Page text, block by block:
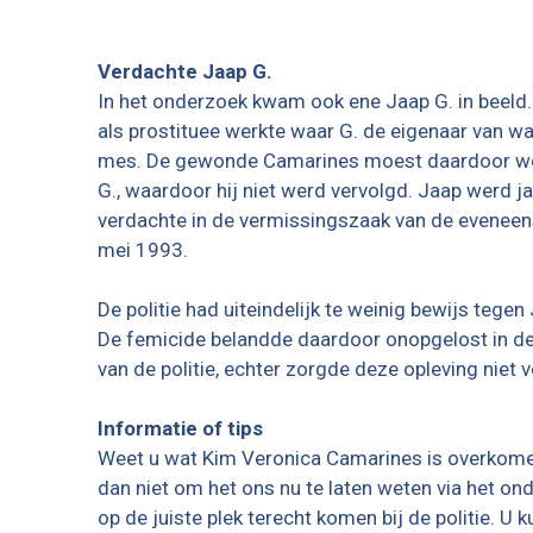
Verdachte Jaap G.
In het onderzoek kwam ook ene Jaap G. in
als prostituee werkte waar G. de eigenaar van
mes. De gewonde Camarines moest daardoor
G., waardoor hij niet werd vervolgd. Jaap werd
verdachte in de vermissingszaak van de
mei 1993.
De politie had uiteindelijk te weinig bewijs
De femicide belandde daardoor onopgelost in
van de politie, echter zorgde deze opleving niet
Informatie of tips
Weet u wat Kim Veronica Camarines is
dan niet om het ons nu te laten weten via het
op de juiste plek terecht komen bij de politie. U